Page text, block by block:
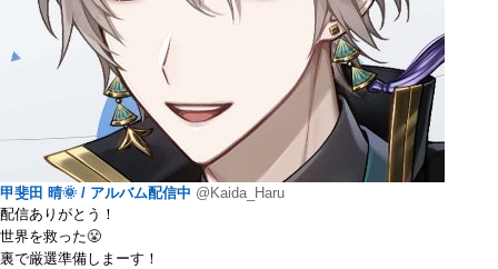
甲斐田 晴🌞 / アルバム配信中 @Kaida_Haru
配信ありがとう！
世界を救った😤
裏で厳選準備しまーす！